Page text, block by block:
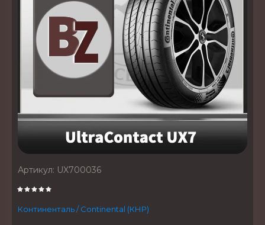
Артикул: UX700036
Континенталь / Continental (КНР)